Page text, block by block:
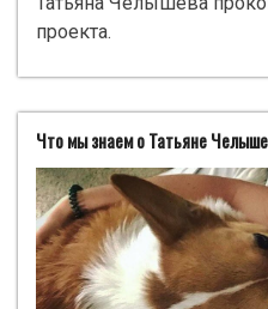
проекта.
Что мы знаем о Татьяне